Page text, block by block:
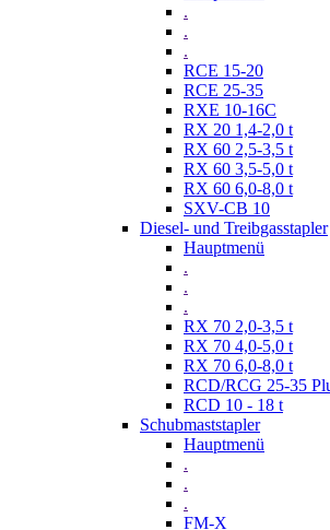
.
.
.
RCE 15-20
RCE 25-35
RXE 10-16C
RX 20 1,4-2,0 t
RX 60 2,5-3,5 t
RX 60 3,5-5,0 t
RX 60 6,0-8,0 t
SXV-CB 10
Diesel- und Treibgasstapler
Hauptmenü
.
.
.
RX 70 2,0-3,5 t
RX 70 4,0-5,0 t
RX 70 6,0-8,0 t
RCD/RCG 25-35
RCD 10 - 18 t
Schubmaststapler
Hauptmenü
.
.
.
FM-X